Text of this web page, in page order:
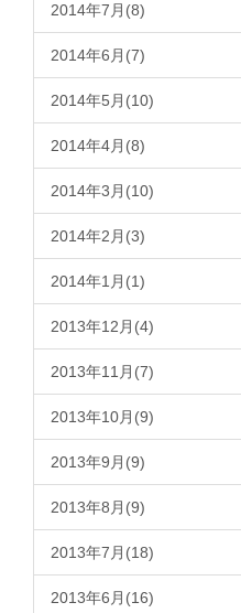
2014年7月(8)
2014年6月(7)
2014年5月(10)
2014年4月(8)
2014年3月(10)
2014年2月(3)
2014年1月(1)
2013年12月(4)
2013年11月(7)
2013年10月(9)
2013年9月(9)
2013年8月(9)
2013年7月(18)
2013年6月(16)